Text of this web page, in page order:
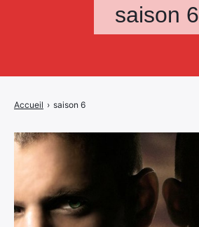
saison 6
Accueil › saison 6